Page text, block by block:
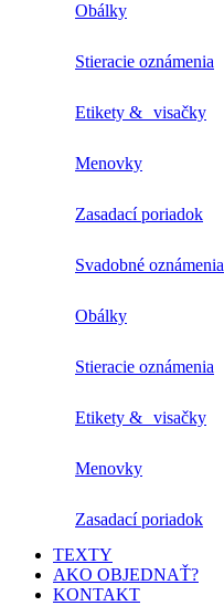
Obálky
Stieracie oznámenia
Etikety & visačky
Menovky
Zasadací poriadok
Svadobné oznámenia
Obálky
Stieracie oznámenia
Etikety & visačky
Menovky
Zasadací poriadok
TEXTY
AKO OBJEDNAŤ?
KONTAKT